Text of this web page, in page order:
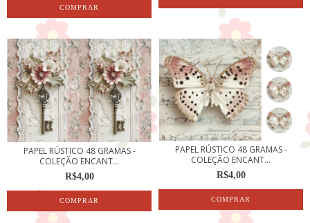
PAPEL RÚSTICO 48 GRAMAS -
COLEÇÃO ENCANT...
R$4,00
PAPEL RÚSTICO 48 GRAMAS -
COLEÇÃO ENCANT...
R$4,00